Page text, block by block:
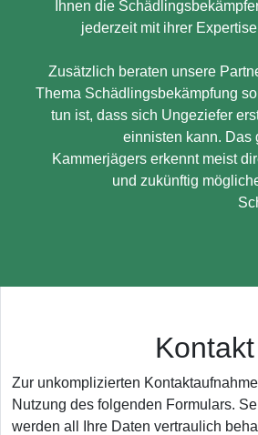
Ihnen die
jederzeit mit ihrer
Zusätzlich beraten unsere
Thema Schädlingsbekämpfung
tun ist, dass sich Ungeziefer
einnisten kann. Das
Kammerjägers erkennt meist
und zukünftig
Kontakt
Zur unkomplizierten
Nutzung des folgenden Formulars.
werden all Ihre Daten vertraulich